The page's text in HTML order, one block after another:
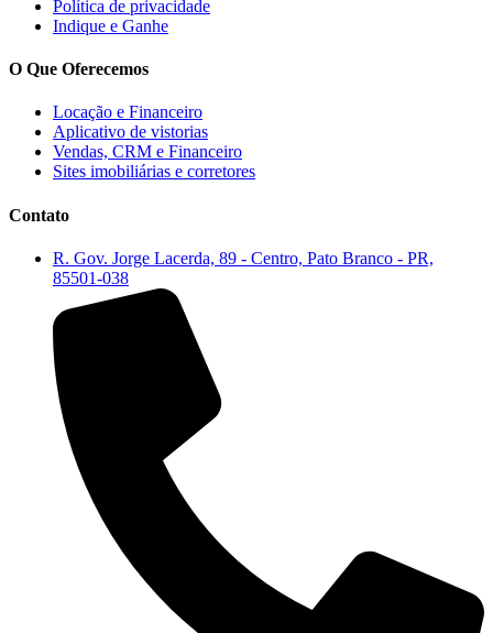
Política de privacidade
Indique e Ganhe
O Que Oferecemos
Locação e Financeiro
Aplicativo de vistorias
Vendas, CRM e Financeiro
Sites imobiliárias e corretores
Contato
R. Gov. Jorge Lacerda, 89 - Centro, Pato Branco - PR,
85501-038